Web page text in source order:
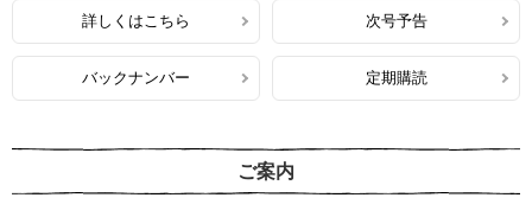
詳しくはこちら 次号予告
バックナンバー 定期購読
ご案内